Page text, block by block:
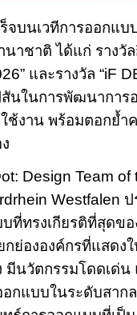
จบนเวทีการออกแ
าชาติ ได้แก่ รางวั
และรางวัล “iF
นในการพัฒนาการ
ช้งาน พร้อมตอกย้ำ
Design Team of
Westfalen ป
ที่ทรงเกียรติที่สุดข
ย่ององค์กรที่แสดง
มีนวัตกรรมโดดเด่
กแบบในระดับสาก